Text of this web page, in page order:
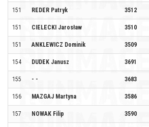
151 REDER Patryk 3512
151 CIELECKI Jarosław 3510
151 ANKLEWICZ Dominik 3509
154 DUDEK Janusz 3691
155 - - 3683
156 MAZGAJ Martyna 3586
157 NOWAK Filip 3590